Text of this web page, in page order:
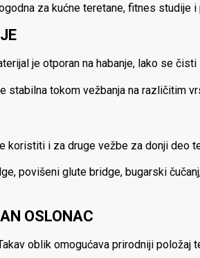
za kućne teretane, fitnes studije
je otporan na habanje, lako se
stabilna tokom vežbanja na različitim
koristiti i za druge vežbe za donji deo
povišeni glute bridge, bugarski
OSLONAC
oblik omogućava prirodniji položaj